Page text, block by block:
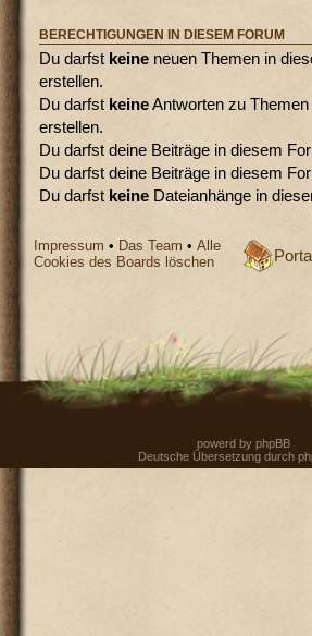
BERECHTIGUNGEN IN DIESEM FORUM
Du darfst keine neuen Themen in
erstellen.
Du darfst keineAntworten zu
erstellen.
Du darfst deine Beiträge in diesem
Du darfst deine Beiträge in diesem
Du darfst keine Dateianhänge in
Impressum • Das Team •Alle
Cookies des Boards löschen
powerd by phpBB
Deutsche Übersetzung durch